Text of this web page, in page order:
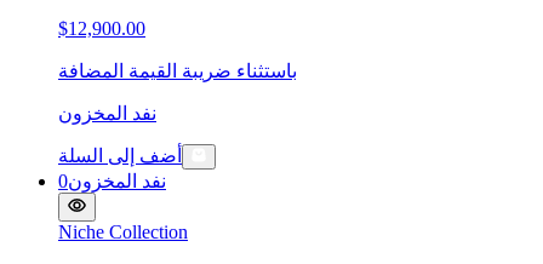
$12,900.00
باستثناء ضريبة القيمة المضافة
نفد المخزون
أضف إلى السلة
نفد المخزون0
Niche Collection